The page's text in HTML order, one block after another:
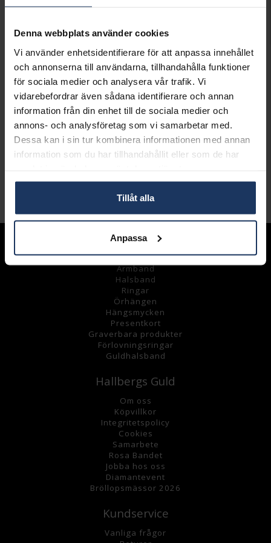
Denna webbplats använder cookies
Vi använder enhetsidentifierare för att anpassa innehållet
och annonserna till användarna, tillhandahålla funktioner
för sociala medier och analysera vår trafik. Vi
vidarebefordrar även sådana identifierare och annan
information från din enhet till de sociala medier och
annons- och analysföretag som vi samarbetar med.
Dessa kan i sin tur kombinera informationen med annan
information som du har tillhandahållit eller som de har
Tillåt alla
Anpassa
Lagervara.
Leveranstid 2-5 arbetsdagar.
Öppet köp i 30 dagar vid onlineköp.
INFO
HÖJD CA (MM)
26.3
VARUMÄRKE
Hallbergs Guld
MATERIAL
Silver
Andra köpte även
Armband
Halsband
Ringar
Örhängen
Hängsmycken
Presentkort
Graverbara produkter
Förlovningsringar
Guldhalsband
Hallbergs Guld
Om oss
Köpvillkor
Integritetspolicy
Cookies
Samarbete
Rosa Bandet
Jobba hos oss
Diamantevent
Bröllopsmässor 2026
Kundservice
Vanliga frågor